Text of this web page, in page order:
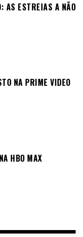
AS ESTREIAS A NÃO
NA PRIME VIDEO
HBO MAX